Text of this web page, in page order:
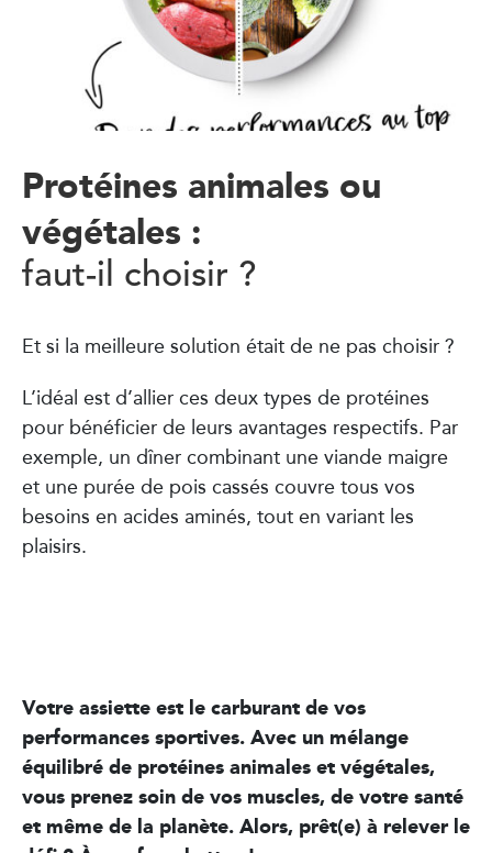
Protéines animales ou
végétales :
faut-il choisir ?
Et si la meilleure solution était de ne pas choisir ?
L’idéal est d’allier ces deux types de protéines
pour bénéficier de leurs avantages respectifs. Par
exemple, un dîner combinant une viande maigre
et une purée de pois cassés couvre tous vos
besoins en acides aminés, tout en variant les
plaisirs.
Votre assiette est le carburant de vos
performances sportives. Avec un mélange
équilibré de protéines animales et végétales,
vous prenez soin de vos muscles, de votre santé
et même de la planète. Alors, prêt(e) à relever le